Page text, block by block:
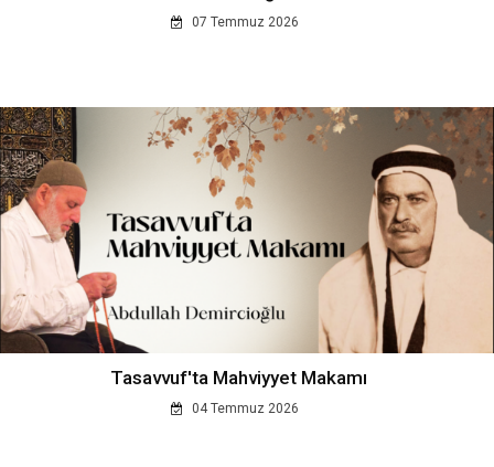
07 Temmuz 2026
Tasavvuf'ta Mahviyyet Makamı
04 Temmuz 2026